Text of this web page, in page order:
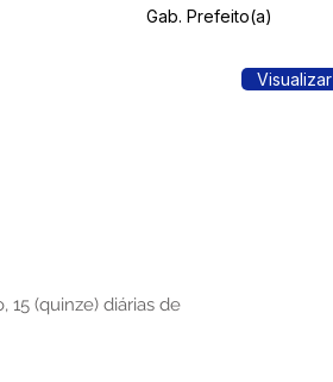
Gab. Prefeito(a)
15 (quinze) diárias de
Visualizar